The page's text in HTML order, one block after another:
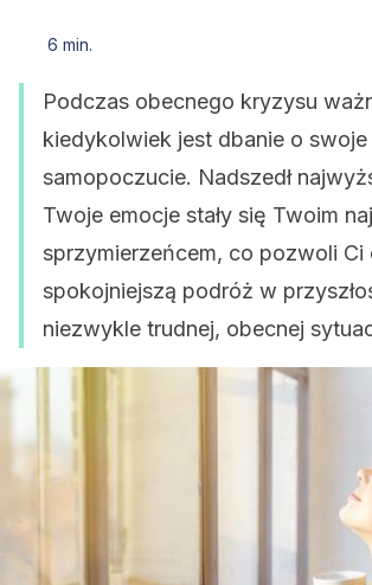
6 min.
Podczas obecnego kryzysu
kiedykolwiek jest dbanie o swoje
samopoczucie. Nadszedł
Twoje emocje stały się Twoim
sprzymierzeńcem, co pozwoli Ci
spokojniejszą podróż w
niezwykle trudnej, obecnej